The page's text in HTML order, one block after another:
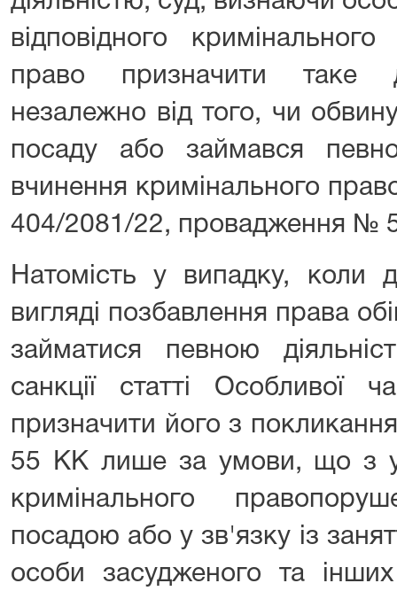
відповідного
право призначити таке
незалежно від того, чи
посаду або займався
вчинення кримінального
404/2081/22, провадження №
Натомість у випадку, коли
вигляді позбавлення права
займатися певною
санкції статті
призначити його з
55 КК лише за умови, що з
кримінального
посадою або у зв'язку із
особи засудженого та